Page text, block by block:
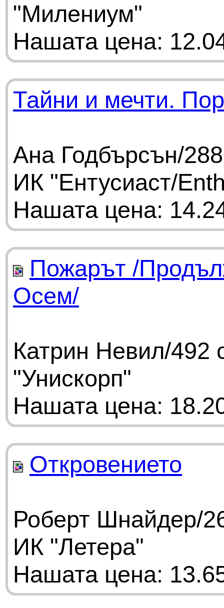
"Милениум"
Нашата цена:
Тайни и мечти.
Ана Годбърсън/
ИК "Ентусиаст/
Нашата цена:
Пожарът /
Осем/
Катрин Невил/492
"Унискорп"
Нашата цена:
Откровението
Роберт Шнайдер/
ИК "Летера"
Нашата цена: